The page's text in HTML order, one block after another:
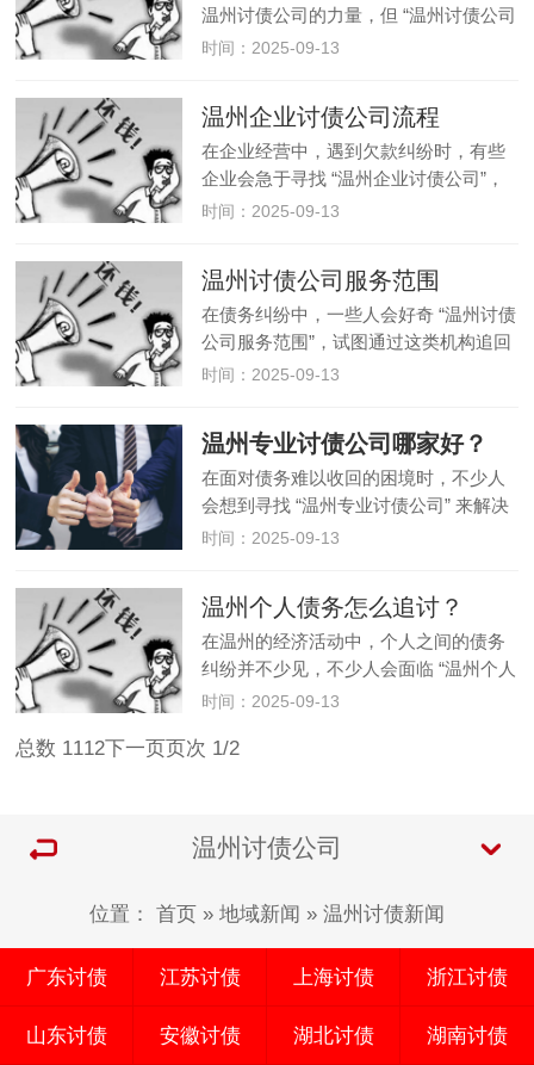
温州讨债公司的力量，但 “温州讨债公司
有资质吗” 这一问题始终是绕不开的关键
其本身的经营行为就属于…
时间：2025-09-13
温州企业讨债公司流程
在企业经营中，遇到欠款纠纷时，有些
企业会急于寻找 “温州企业讨债公司”，
甚至想了解 “温州企业讨债公司流程”。
债公司” 及其 “流程”…
时间：2025-09-13
温州讨债公司服务范围
在债务纠纷中，一些人会好奇 “温州讨债
公司服务范围”，试图通过这类机构追回
欠款。但需要明确的是，我国法律严禁
大的法律风险。温州…
时间：2025-09-13
温州专业讨债公司哪家好？
在面对债务难以收回的困境时，不少人
会想到寻找 “温州专业讨债公司” 来解决
问题，甚至直接询问 “温州专业讨债公司
业务，因此从法律和…
时间：2025-09-13
温州个人债务怎么追讨？
在温州的经济活动中，个人之间的债务
纠纷并不少见，不少人会面临 “温州个人
债务怎么追讨” 的困扰。面对欠款难以收
至关重要，而盲目依赖温州讨债公司等
时间：2025-09-13
总数 1112下一页页次 1/2
温州讨债公司
位置： 首页 » 地域新闻 » 温州讨债新闻
广东讨债 江苏讨债 上海讨债 浙江讨债
山东讨债 安徽讨债 湖北讨债 湖南讨债